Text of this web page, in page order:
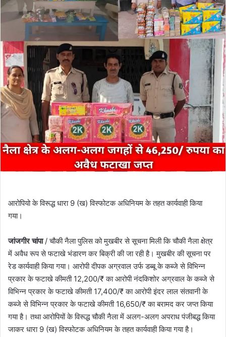
आरोपियो के विरूद्ध धारा 9 (ख) विस्फोटक अधिनियम के तहत कार्यवाही किया
गया।
जांजगीर चांपा/ चौकी नैला पुलिस को मुखबीर से सूचना मिली कि चौकी नैला क्षेत्र
में अवैध रूप से फटाखे भंडारण कर बिक्री की जा रही है। मुखबीर की सूचना पर
रेड कार्यवाही किया गया। आरोपी दीपक अग्रवाल उर्फ डब्बू के कब्जे से विभिन्न
प्रकार के फटाखे कीमती 12,200/₹ का आरोपी नंदकिशोर अग्रवाल के कब्जे से
विभिन्न प्रकार के फटाखे कीमती 17,400/₹ का आरोपी इंदर लाल संतवानी के
कब्जे से विभिन्न प्रकार के फटाखे कीमती 16,650/₹ का बरामद कर जप्त किया
गया है। तथा आरोपियों के विरूद्ध चौकी नैला में अलग-अलग अपराध पंजीबद्ध किया
जाकर धारा 9 (ख) विस्फोटक अधिनियम के तहत कार्यवाही किया गया है।